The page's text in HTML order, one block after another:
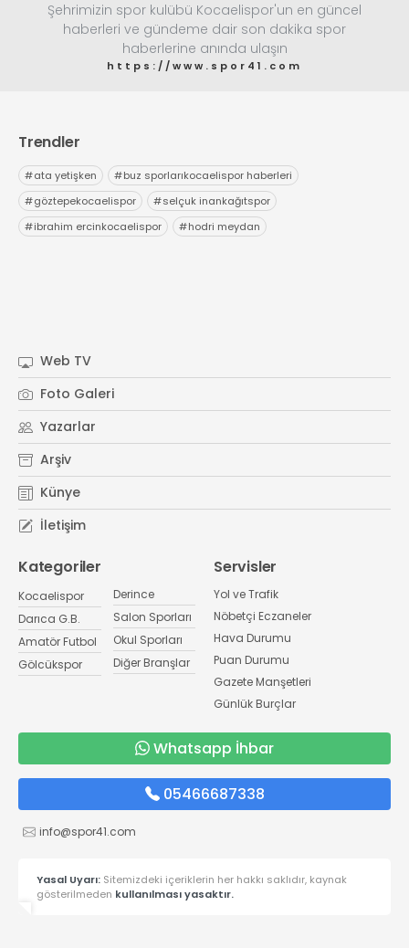
Şehrimizin spor kulübü Kocaelispor'un en güncel
haberleri ve gündeme dair son dakika spor
haberlerine anında ulaşın
https://www.spor41.com
Trendler
#ata yetişken #buz sporlarıkocaelispor haberleri
#göztepekocaelispor #selçuk inankağıtspor
#ibrahim ercinkocaelispor #hodri meydan
Web TV
Foto Galeri
Yazarlar
Arşiv
Künye
İletişim
Kategoriler
Kocaelispor
Darıca G.B.
Amatör Futbol
Gölcükspor
Derince
Salon Sporları
Okul Sporları
Diğer Branşlar
Servisler
Yol ve Trafik
Nöbetçi Eczaneler
Hava Durumu
Puan Durumu
Gazete Manşetleri
Günlük Burçlar
Whatsapp İhbar
05466687338
info@spor41.com
Yasal Uyarı: Sitemizdeki içeriklerin her hakkı saklıdır, kaynak
gösterilmeden kullanılması yasaktır.